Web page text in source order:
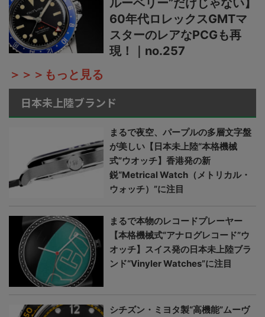
60年代ロレックスGMTマ
スターのレアなPCGも再
現！｜no.257
＞＞＞もっと見る
日本未上陸ブランド
まるで夜空、パープルの多層文字盤
が美しい【日本未上陸“本格機械
式”ウオッチ】香港発の新
鋭“Metrical Watch（メトリカル・
ウォッチ）”に注目
まるで本物のレコードプレーヤー
【本格機械式“アナログレコード”ウ
オッチ】スイス発の日本未上陸ブラ
ンド“Vinyler Watches”に注目
シチズン・ミヨタ製“高機能”ムーヴ